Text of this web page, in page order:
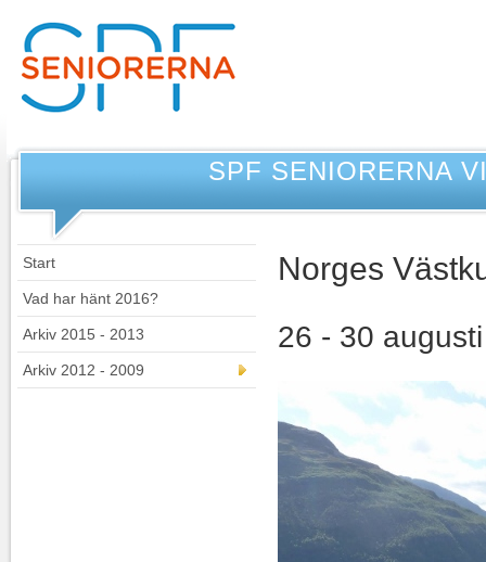
SPF SENIORERNA
Start
Vad har hänt 2016?
Arkiv 2015 - 2013
Arkiv 2012 - 2009
Norges
26 - 30